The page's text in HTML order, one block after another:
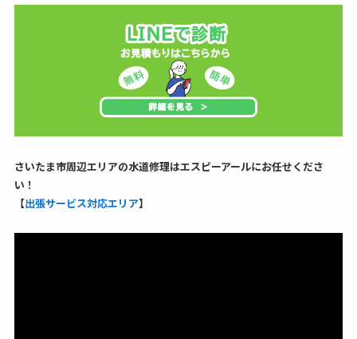
さいたま市周辺エリアの水道修理はエスピーアールにお任せくださ
い！
【出張サービス対応エリア】